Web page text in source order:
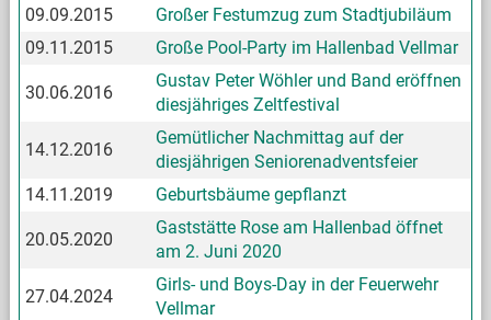
09.09.2015
Großer Festumzug zum Stadtjubiläum
09.11.2015
Große Pool-Party im Hallenbad Vellmar
30.06.2016
Gustav Peter Wöhler und Band eröffnen
diesjähriges Zeltfestival
14.12.2016
Gemütlicher Nachmittag auf der
diesjährigen Seniorenadventsfeier
14.11.2019
Geburtsbäume gepflanzt
20.05.2020
Gaststätte Rose am Hallenbad öffnet
am 2. Juni 2020
27.04.2024
Girls- und Boys-Day in der Feuerwehr
Vellmar